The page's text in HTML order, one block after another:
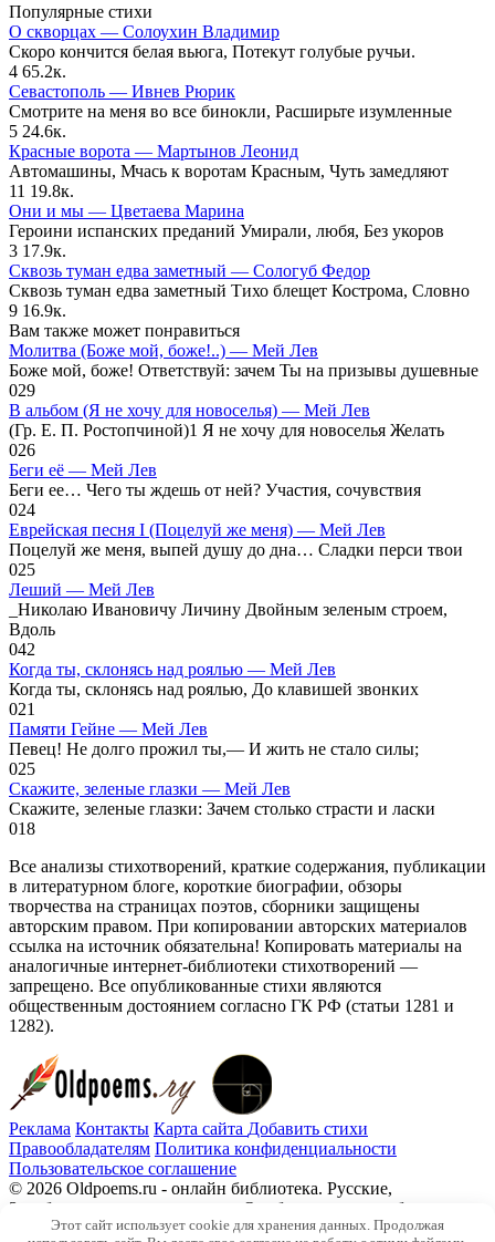
Популярные стихи
О скворцах — Солоухин Владимир
Скоро кончится белая вьюга, Потекут голубые ручьи.
4 65.2к.
Севастополь — Ивнев Рюрик
Смотрите на меня во все бинокли, Расширьте изумленные
5 24.6к.
Красные ворота — Мартынов Леонид
Автомашины, Мчась к воротам Красным, Чуть замедляют
11 19.8к.
Они и мы — Цветаева Марина
Героини испанских преданий Умирали, любя, Без укоров
3 17.9к.
Сквозь туман едва заметный — Сологуб Федор
Сквозь туман едва заметный Тихо блещет Кострома, Словно
9 16.9к.
Вам также может понравиться
Молитва (Боже мой, боже!..) — Мей Лев
Боже мой, боже! Ответствуй: зачем Ты на призывы душевные
029
В альбом (Я не хочу для новоселья) — Мей Лев
(Гр. Е. П. Ростопчиной)1 Я не хочу для новоселья Желать
026
Беги её — Мей Лев
Беги ее… Чего ты ждешь от ней? Участия, сочувствия
024
Еврейская песня I (Поцелуй же меня) — Мей Лев
Поцелуй же меня, выпей душу до дна… Сладки перси твои
025
Леший — Мей Лев
_Николаю Ивановичу Личину Двойным зеленым строем,
Вдоль
042
Когда ты, склонясь над роялью — Мей Лев
Когда ты, склонясь над роялью, До клавишей звонких
021
Памяти Гейне — Мей Лев
Певец! Не долго прожил ты,— И жить не стало силы;
025
Скажите, зеленые глазки — Мей Лев
Скажите, зеленые глазки: Зачем столько страсти и ласки
018
Все анализы стихотворений, краткие содержания, публикации
в литературном блоге, короткие биографии, обзоры
творчества на страницах поэтов, сборники защищены
авторским правом. При копировании авторских материалов
ссылка на источник обязательна! Копировать материалы на
аналогичные интернет-библиотеки стихотворений —
запрещено. Все опубликованные стихи являются
общественным достоянием согласно ГК РФ (статьи 1281 и
1282).
Реклама Контакты Карта сайта Добавить стихи
Правообладателям Политика конфиденциальности
Пользовательское соглашение
© 2026 Oldpoems.ru - онлайн библиотека. Русские,
Зарубежные авторы классики. Опубликованы и публикуем
текста современных авторов. Каждый может опубликовать у
Этот сайт использует cookie для хранения данных. Продолжая